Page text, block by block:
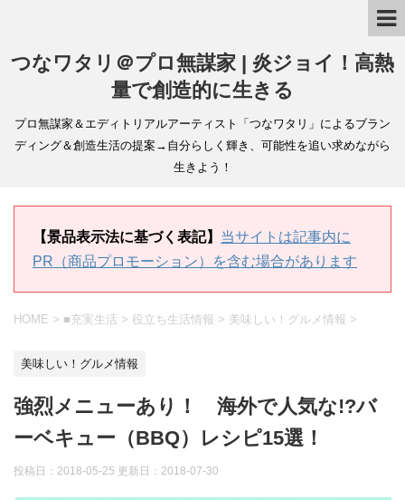
つなワタリ＠プロ無謀家 | 炎ジョイ！高熱
量で創造的に生きる
プロ無謀家＆エディトリアルアーティスト「つなワタリ」によるブラン
ディング＆創造生活の提案→自分らしく輝き、可能性を追い求めながら
生きよう！
【景品表示法に基づく表記】 当サイトは記事内に
PR（商品プロモーション）を含む場合があります
HOME > ■充実生活 > 役立ち生活情報 > 美味しい！グルメ情報 >
美味しい！グルメ情報
強烈メニューあり！ 海外で人気な!?バ
ーベキュー（BBQ）レシピ15選！
投稿日：2018-05-25 更新日： 2018-07-30